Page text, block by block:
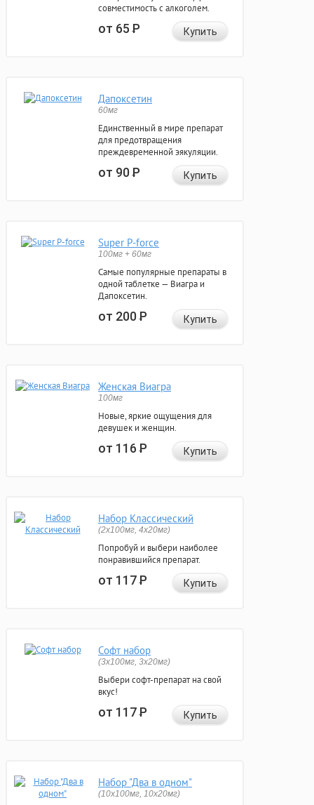
совместимость с алкоголем.
от 65Р Купить
Дапоксетин
60мг
Единственный в мире препарат
для предотвращения
преждевременной эякуляции.
от 90Р Купить
Super P-force
100мг + 60мг
Самые популярные препараты в
одной таблетке — Виагра и
Дапоксетин.
от 200Р Купить
Женская Виагра
100мг
Новые, яркие ощущения для
девушек и женщин.
от 116Р Купить
Набор Классический
(2x100мг, 4x20мг)
Попробуй и выбери наиболее
понравившийся препарат.
от 117Р Купить
Софт набор
(3x100мг, 3x20мг)
Выбери софт-препарат на свой
вкус!
от 117Р Купить
Набор "Два в одном"
(10x100мг, 10x20мг)